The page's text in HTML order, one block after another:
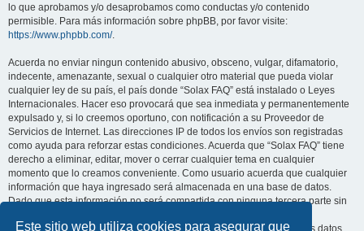
Este sitio web utiliza cookies para asegurar que
lo que aprobamos y/o desaprobamos como conductas y/o contenido
permisible. Para más información sobre phpBB, por favor visite:
https://www.phpbb.com/.
Acuerda no enviar ningun contenido abusivo, obsceno, vulgar, difamatorio,
indecente, amenazante, sexual o cualquier otro material que pueda violar
cualquier ley de su país, el país donde “Solax FAQ” está instalado o Leyes
Internacionales. Hacer eso provocará que sea inmediata y permanentemente
expulsado y, si lo creemos oportuno, con notificación a su Proveedor de
Servicios de Internet. Las direcciones IP de todos los envíos son registradas
como ayuda para reforzar estas condiciones. Acuerda que “Solax FAQ” tiene
derecho a eliminar, editar, mover o cerrar cualquier tema en cualquier
momento que lo creamos conveniente. Como usuario acuerda que cualquier
información que haya ingresado será almacenada en una base de datos.
Dado que esta información no será compartida con ninguna tercera parte sin
responsables por cualquier intento de hacking que conlleve a que los datos